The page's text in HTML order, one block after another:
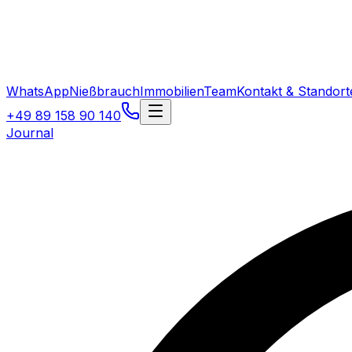
WhatsAppNießbrauchImmobilienTeamKontakt &
+49 89 158 90 140
Journal